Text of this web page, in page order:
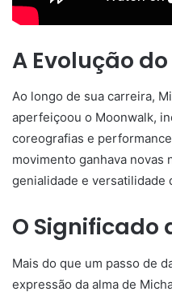
A Evolução
Ao longo de sua carreira,
aperfeiçoou o Moonwalk,
coreografias e
movimento ganhava novas
genialidade e versatilidade
O Significado
Mais do que um passo de
expressão da alma de